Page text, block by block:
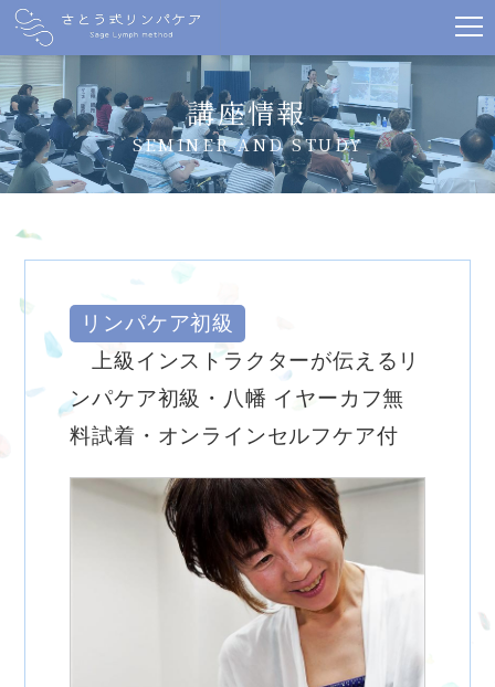
講座情報
SEMINER AND STUDY
リンパケア初級
上級インストラクターが伝えるリ
ンパケア初級・八幡 イヤーカフ無
料試着・オンラインセルフケア付